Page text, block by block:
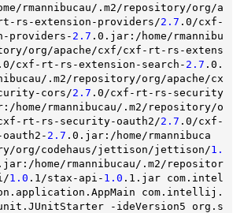
rmannibucau/.m2/repository/org/a
rs-extension-providers/2.7 .0/cxf-
providers-2.7 .0.jar:/home/rmannibu
org/apache/cxf/cxf-rt-rs-extens
.0/cxf-rt-rs-extension-search- 2.7 .0.
.m2/repository/org/apache/cx
cors/2.7 .0/cxf-rt-rs-security
home/rmannibucau/.m2/repository/o
rt-rs-security-oauth2/2.7 .0/cxf-
2.7 .0.jar:/home/rmannibuca
org/codehaus/jettison/jettison/1.
.jar:/home/rmannibucau/.m2/repositor
1.0 .1/stax-api- 1.0 .1.jar com.intel
com.intellij.
-ideVersion5 org.s